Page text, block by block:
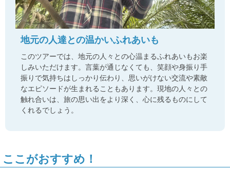
地元の人達との温かいふれあいも
このツアーでは、地元の人々との心温まるふれあいもお楽
しみいただけます。言葉が通じなくても、笑顔や身振り手
振りで気持ちはしっかり伝わり、思いがけない交流や素敵
なエピソードが生まれることもあります。現地の人々との
触れ合いは、旅の思い出をより深く、心に残るものにして
くれるでしょう。
ここがおすすめ！